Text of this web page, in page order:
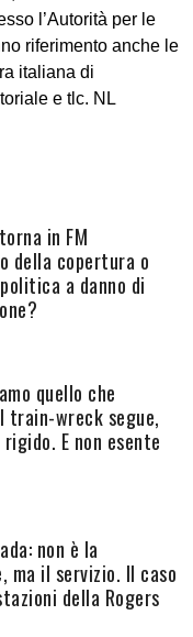
l’Autorità per le
riferimento anche le
italiana di
e tlc. NL
in FM
della copertura o
a danno di
quello che
train-wreck segue,
E non esente
non è la
ma il servizio. Il caso
della Rogers